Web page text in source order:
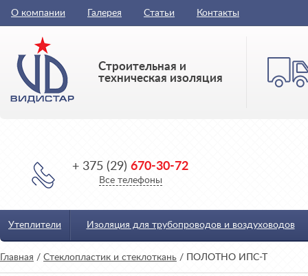
О компании Галерея Статьи Контакты
Строительная и
техническая изоляция
+ 375 (29) 670-30-72
Все телефоны
Утеплители Изоляция для трубопроводов и воздуховодов
Главная / Стеклопластик и стеклоткань / ПОЛОТНО ИПС-Т